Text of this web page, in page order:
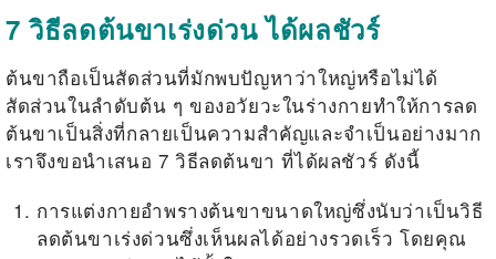
7 วิธีลดต้นขาเร่งด่วน ได้ผลชัวร์
ต้นขาถือเป็นสัดส่วนที่มักพบปัญหาว่าใหญ่หรือไม่ได้
สัดส่วนในลำดับต้น ๆ ของอวัยวะในร่างกายทำให้การลด
ต้นขาเป็นสิ่งที่กลายเป็นความสำคัญและจำเป็นอย่างมาก
เราจึงขอนำเสนอ 7 วิธีลดต้นขา ที่ได้ผลชัวร์ ดังนี้
การแต่งกายอำพรางต้นขาขนาดใหญ่ซึ่งนับว่าเป็นวิธี
ลดต้นขาเร่งด่วนซึ่งเห็นผลได้อย่างรวดเร็ว โดยคุณ